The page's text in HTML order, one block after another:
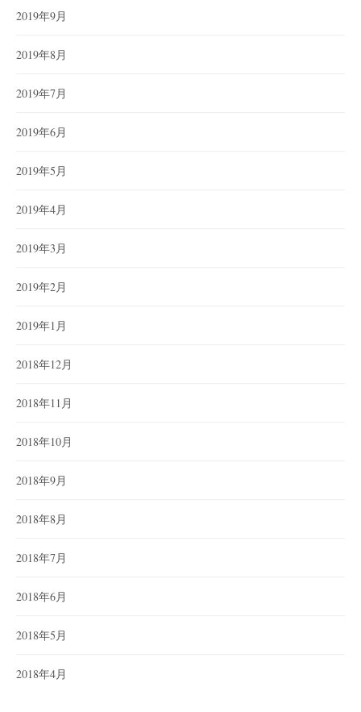
2019年9月
2019年8月
2019年7月
2019年6月
2019年5月
2019年4月
2019年3月
2019年2月
2019年1月
2018年12月
2018年11月
2018年10月
2018年9月
2018年8月
2018年7月
2018年6月
2018年5月
2018年4月